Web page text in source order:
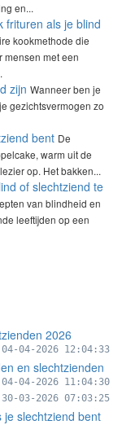
en...
frituren als je blind
kookmethode die
mensen met een
zijn Wanneer ben je
gezichtsvermogen zo
bent De
warm uit de
op. Het bakken...
of slechtziend te
van blindheid en
leeftijden op een
2026
04-04-2026 12:04:33
en slechtzienden
04-04-2026 11:04:30
30-03-2026 07:03:25
je slechtziend bent